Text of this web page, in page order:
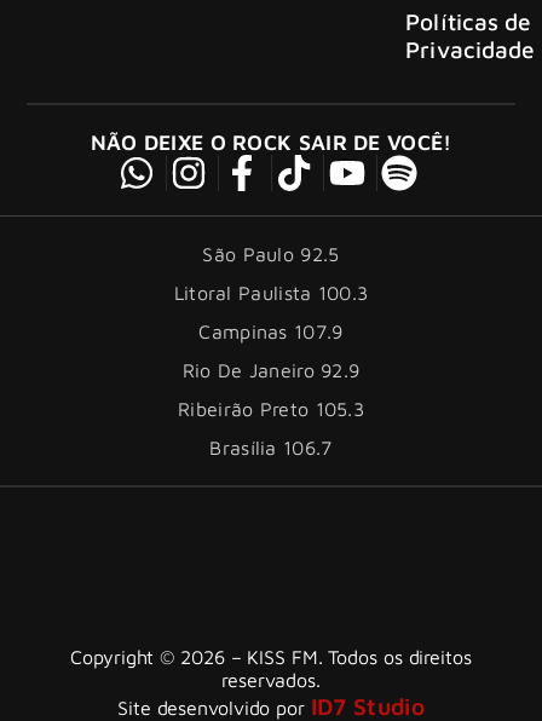
Políticas de
Privacidade
NÃO DEIXE O ROCK SAIR DE VOCÊ!
São Paulo 92.5
Litoral Paulista 100.3
Campinas 107.9
Rio De Janeiro 92.9
Ribeirão Preto 105.3
Brasília 106.7
Copyright © 2026 – KISS FM. Todos os direitos
reservados.
Site desenvolvido por ID7 Studio